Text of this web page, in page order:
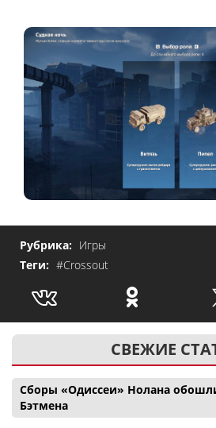
Рубрика: Игры
Теги: #Crossout
СВЕЖИЕ
Сборы «Одиссеи» Нолана
Бэтмена